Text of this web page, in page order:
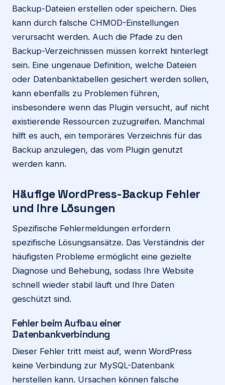
Backup-Dateien erstellen oder speichern. Dies
kann durch falsche CHMOD-Einstellungen
verursacht werden. Auch die Pfade zu den
Backup-Verzeichnissen müssen korrekt hinterlegt
sein. Eine ungenaue Definition, welche Dateien
oder Datenbanktabellen gesichert werden sollen,
kann ebenfalls zu Problemen führen,
insbesondere wenn das Plugin versucht, auf nicht
existierende Ressourcen zuzugreifen. Manchmal
hilft es auch, ein temporäres Verzeichnis für das
Backup anzulegen, das vom Plugin genutzt
werden kann.
Häufige WordPress-Backup Fehler
und ihre Lösungen
Spezifische Fehlermeldungen erfordern
spezifische Lösungsansätze. Das Verständnis der
häufigsten Probleme ermöglicht eine gezielte
Diagnose und Behebung, sodass Ihre Website
schnell wieder stabil läuft und Ihre Daten
geschützt sind.
Fehler beim Aufbau einer
Datenbankverbindung
Dieser Fehler tritt meist auf, wenn WordPress
keine Verbindung zur MySQL-Datenbank
herstellen kann. Ursachen können falsche